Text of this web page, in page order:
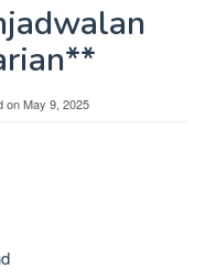
onMay 9, 2025